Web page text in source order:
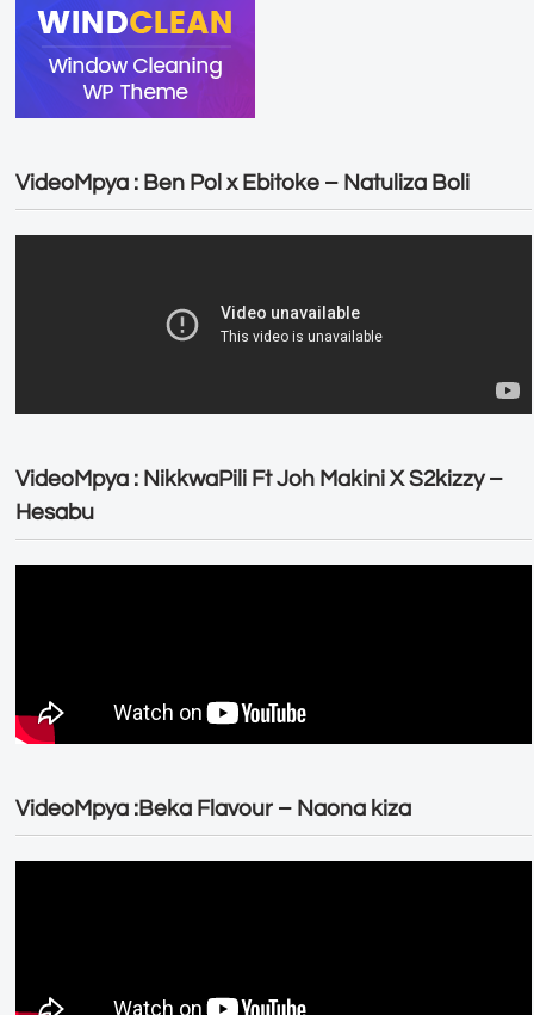
VideoMpya : Ben Pol x Ebitoke – Natuliza Boli
VideoMpya : NikkwaPili Ft Joh Makini X S2kizzy –
Hesabu
VideoMpya :Beka Flavour – Naona kiza